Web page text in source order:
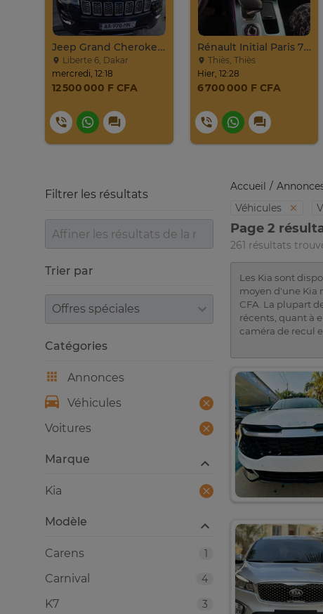
Jeep Grand Cherokee Overland 2019 À Vendre
Liberte 6, Dakar
mercredi, 12:18
12 500 000 F CFA
Rénault Initial Paris 7 Places Très Propre
Thiès, Thiès
Hier, 12:28
6 700 000 F CFA
Accueil
Véhicules
Page 2
261 résultats
Les Kia sont
moyen d'une Kia
CFA. La plupart
récents, quant à
caméra de recul
Filtrer les résultats
Trier par
Trier par
Catégories
Annonces
Véhicules
Voitures
Marque
Kia
Modèle
1
Carens
4
Carnival
3
K7